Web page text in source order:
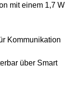
mit einem 1,7 W
Kommunikation
über Smart